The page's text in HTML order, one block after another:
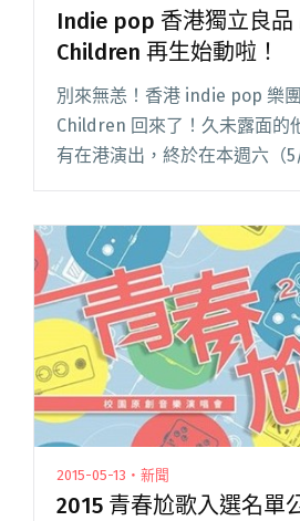
Indie pop 香港獨立良品
Children 再生始動啦！
別來無恙！香港 indie pop 樂
Children 回來了！久未露面的
有在港演出，終於在本週六（
良品 Modern Children 再生始
2015-05-13・新聞
2015 青春尬歌入選名單公布